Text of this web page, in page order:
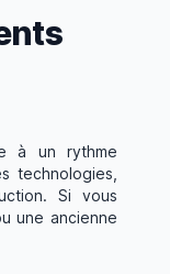
à un rythme
technologies,
Si vous
une ancienne